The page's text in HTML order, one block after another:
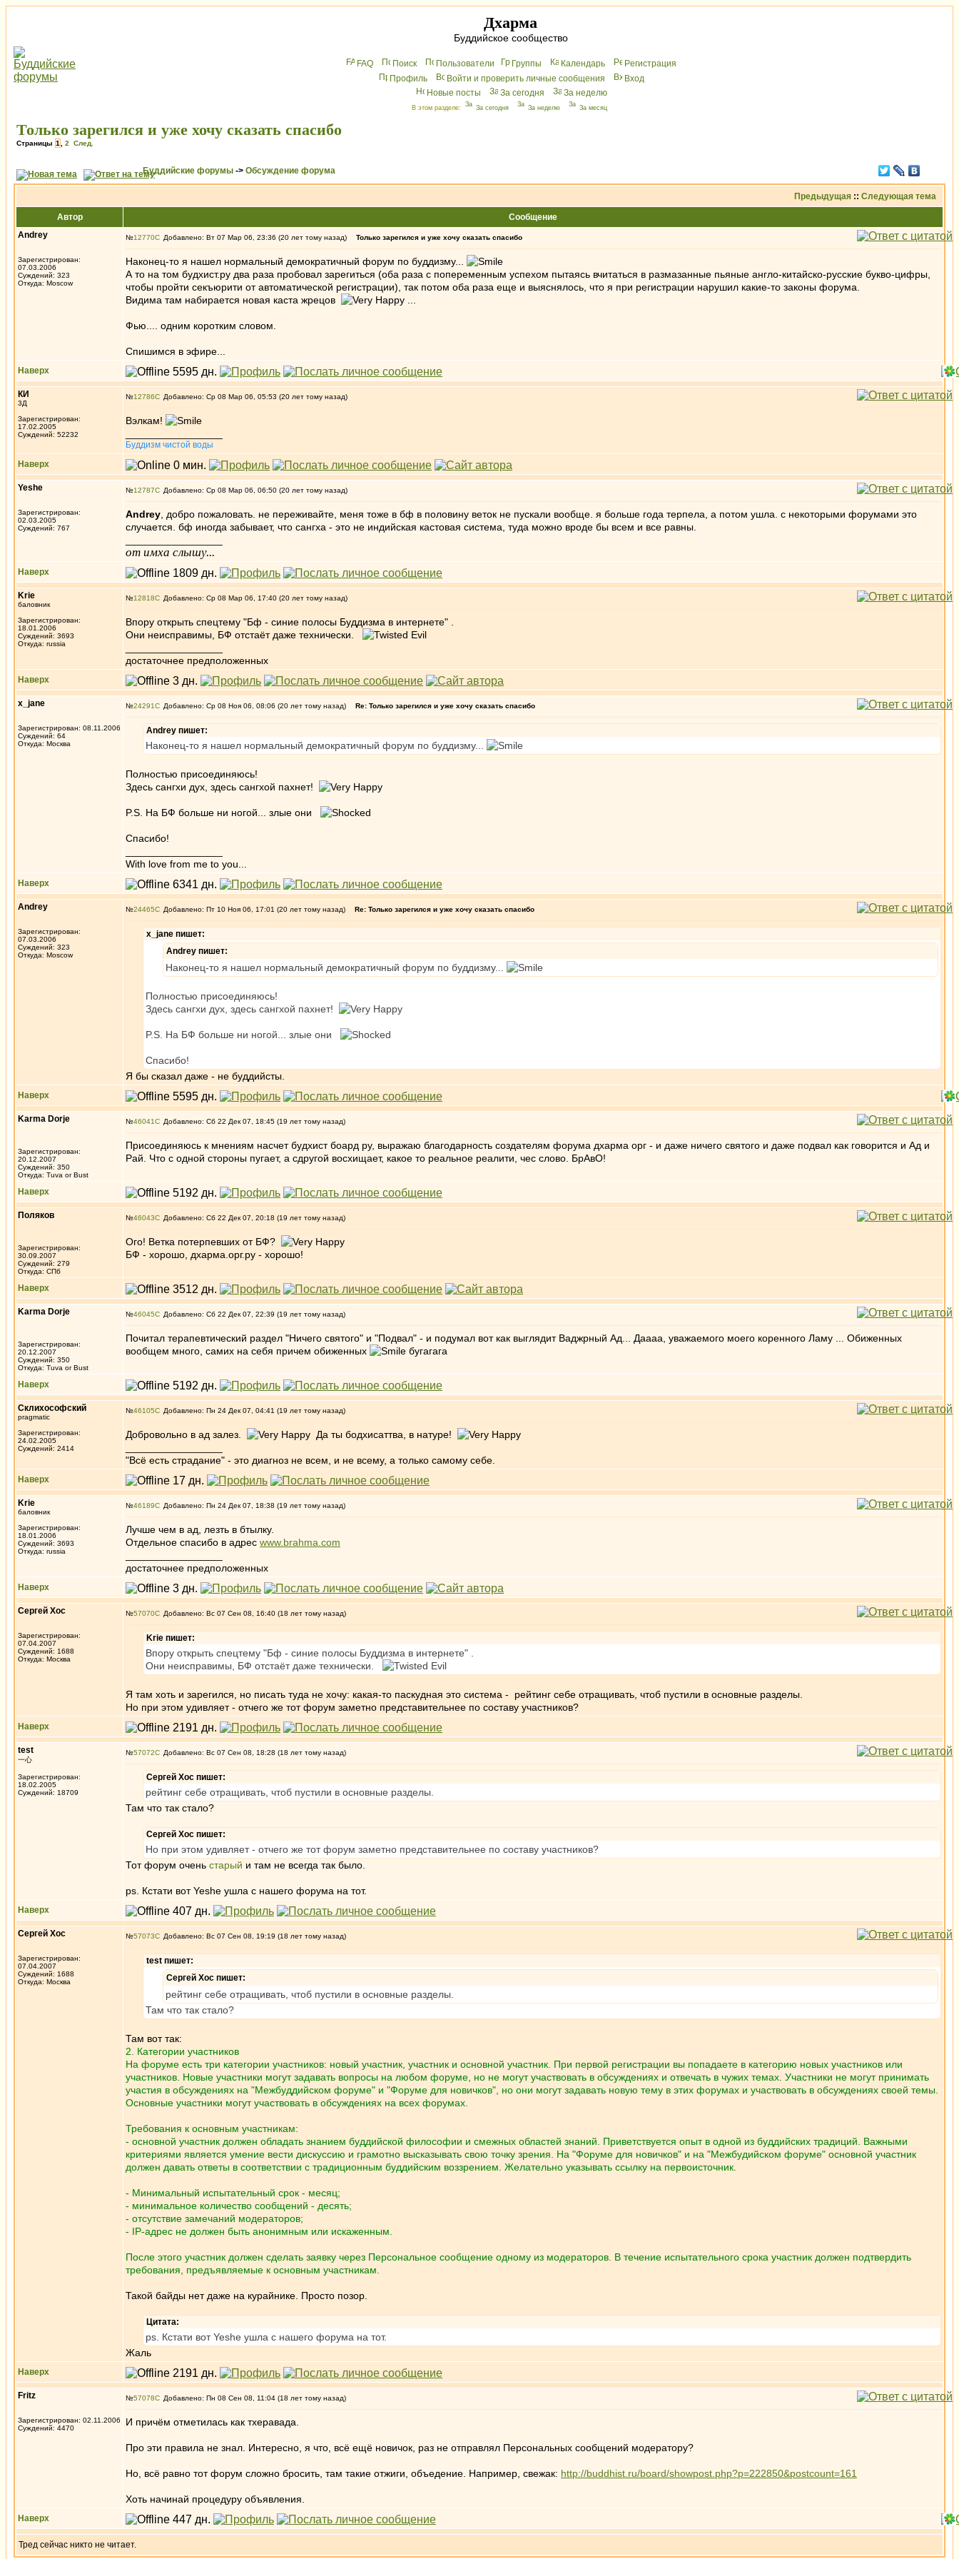
Дхарма
Буддийское сообщество
FAQ Поиск Пользователи Группы Календарь
Peгиcтрaция
Профиль
Войти и проверить личные сообщения
Вхoд
Новые посты
За сегодня За неделю
В этом разделе: За сегодня За неделю За месяц
Только зарегился и уже хочу сказать спасибо
Страницы 1 2 След.
Буддийские форумы -> Обсуждение форума
Предыдущая :: Следующая тема
Автор
Сообщение
Andrey
Зарегистрирован:
07.03.2006
Суждений: 323
Откуда: Moscow
№12770 Добавлено: Вт 07 Мар 06, 23:36 (20 лет тому назад) Только зарегился и уже хочу сказать спасибо
Наконец-то я нашел нормальный демократичный форум по буддизму...
А то на том будхист.ру два раза пробовал зарегиться (оба раза с попеременным успехом пытаясь вчитаться в размазанные пьяные англо-китайско-русские букво-цифры,
чтобы пройти секъюрити от автоматической регистрации), так потом оба раза еще и выяснялось, что я при регистрации нарушил какие-то законы форума.
Видима там набирается новая каста жрецов
Фью.... одним коротким словом.
Спишимся в эфире...
Наверх
КИ
3Д
Зарегистрирован:
17.02.2005
Суждений: 52232
№12786 Добавлено: Ср 08 Мар 06, 05:53 (20 лет тому назад)
Вэлкам!
Буддизм чистой воды
Наверх
Yeshe
Зарегистрирован:
02.03.2005
Суждений: 767
№12787 Добавлено: Ср 08 Мар 06, 06:50 (20 лет тому назад)
Andrey , добро пожаловать. не переживайте, меня тоже в бф в половину веток не пускали вообще. я больше года терпела, а потом ушла. с некоторыми форумами это
случается. бф иногда забывает, что сангха - это не индийская кастовая система, туда можно вроде бы всем и все равны.
от имха слышу...
Наверх
Krie
баловник
Зарегистрирован:
18.01.2006
Суждений: 3693
Откуда: russia
№12818 Добавлено: Ср 08 Мар 06, 17:40 (20 лет тому назад)
Впору открыть спецтему "Бф - синие полосы Буддизма в интернете" .
Они неисправимы, БФ отстаёт даже технически.
достаточнее предположенных
Наверх
x_jane
Зарегистрирован: 08.11.2006
Суждений: 64
Откуда: Москва
№24291 Добавлено: Ср 08 Ноя 06, 08:06 (20 лет тому назад) Re: Только зарегился и уже хочу сказать спасибо
Andrey пишет:
Наконец-то я нашел нормальный демократичный форум по буддизму...
Полностью присоединяюсь!
Здесь сангхи дух, здесь сангхой пахнет!
P.S. На БФ больше ни ногой... злые они
Спасибо!
With love from me to you...
Наверх
Andrey
Зарегистрирован:
07.03.2006
Суждений: 323
Откуда: Moscow
№24465 Добавлено: Пт 10 Ноя 06, 17:01 (20 лет тому назад) Re: Только зарегился и уже хочу сказать спасибо
x_jane пишет:
Andrey пишет:
Наконец-то я нашел нормальный демократичный форум по буддизму...
Полностью присоединяюсь!
Здесь сангхи дух, здесь сангхой пахнет!
P.S. На БФ больше ни ногой... злые они
Спасибо!
Я бы сказал даже - не буддийсты.
Наверх
Karma Dorje
Зарегистрирован:
20.12.2007
Суждений: 350
Откуда: Tuva or Bust
№46041 Добавлено: Сб 22 Дек 07, 18:45 (19 лет тому назад)
Присоединяюсь к мнениям насчет будхист боард ру, выражаю благодарность создателям форума дхарма орг - и даже ничего святого и даже подвал как говорится и Ад и
Рай. Что с одной стороны пугает, а сдругой восхищает, какое то реальное реалити, чес слово. БрАвО!
Наверх
Поляков
Зарегистрирован:
30.09.2007
Суждений: 279
Откуда: СПб
№46043 Добавлено: Сб 22 Дек 07, 20:18 (19 лет тому назад)
Ого! Ветка потерпевших от БФ?
БФ - хорошо, дхарма.орг.ру - хорошо!
Наверх
Karma Dorje
Зарегистрирован:
20.12.2007
Суждений: 350
Откуда: Tuva or Bust
№46045 Добавлено: Сб 22 Дек 07, 22:39 (19 лет тому назад)
Почитал терапевтический раздел "Ничего святого" и "Подвал" - и подумал вот как выглядит Ваджрный Ад... Даааа, уважаемого моего коренного Ламу ... Обиженных
вообщем много, самих на себя причем обиженных
бугагага
Наверх
Склихософский
pragmatic
Зарегистрирован:
24.02.2005
Суждений: 2414
№46105 Добавлено: Пн 24 Дек 07, 04:41 (19 лет тому назад)
Добровольно в ад залез.
Да ты бодхисаттва, в натуре!
"Всё есть страдание" - это диагноз не всем, и не всему, а только самому себе.
Наверх
Krie
баловник
Зарегистрирован:
18.01.2006
Суждений: 3693
Откуда: russia
№46189 Добавлено: Пн 24 Дек 07, 18:38 (19 лет тому назад)
Лучше чем в ад, лезть в бтылку.
Отдельное спасибо в адрес www.brahma.com
достаточнее предположенных
Наверх
Сергей Хос
Зарегистрирован:
07.04.2007
Суждений: 1688
Откуда: Москва
№57070 Добавлено: Вс 07 Сен 08, 16:40 (18 лет тому назад)
Krie пишет:
Впору открыть спецтему "Бф - синие полосы Буддизма в интернете" .
Они неисправимы, БФ отстаёт даже технически.
Я там хоть и зарегился, но писать туда не хочу: какая-то паскудная это система - рейтинг себе отращивать, чтоб пустили в основные разделы.
Но при этом удивляет - отчего же тот форум заметно представительнее по составу участников?
Наверх
test
一心
Зарегистрирован:
18.02.2005
Суждений: 18709
№57072 Добавлено: Вс 07 Сен 08, 18:28 (18 лет тому назад)
Сергей Хос пишет:
рейтинг себе отращивать, чтоб пустили в основные разделы.
Там что так стало?
Сергей Хос пишет:
Но при этом удивляет - отчего же тот форум заметно представительнее по составу участников?
Тот форум очень старый и там не всегда так было.
ps. Кстати вот Yeshe ушла с нашего форума на тот.
Наверх
Сергей Хос
Зарегистрирован:
07.04.2007
Суждений: 1688
Откуда: Москва
№57073 Добавлено: Вс 07 Сен 08, 19:19 (18 лет тому назад)
test пишет:
Сергей Хос пишет:
рейтинг себе отращивать, чтоб пустили в основные разделы.
Там что так стало?
Там вот так:
2. Категории участников
На форуме есть три категории участников: новый участник, участник и основной участник. При первой регистрации вы попадаете в категорию новых участников или
участников. Новые участники могут задавать вопросы на любом форуме, но не могут участвовать в обсуждениях и отвечать в чужих темах. Участники не могут принимать
участия в обсуждениях на "Межбуддийском форуме" и "Форуме для новичков", но они могут задавать новую тему в этих форумах и участвовать в обсуждениях своей темы.
Основные участники могут участвовать в обсуждениях на всех форумах.
Требования к основным участникам:
- основной участник должен обладать знанием буддийской философии и смежных областей знаний. Приветствуется опыт в одной из буддийских традиций. Важными
критериями является умение вести дискуссию и грамотно высказывать свою точку зрения. На "Форуме для новичков" и на "Межбудийском форуме" основной участник
должен давать ответы в соответствии с традиционным буддийским воззрением. Желательно указывать ссылку на первоисточник.
- Минимальный испытательный срок - месяц;
- минимальное количество сообщений - десять;
- отсутствие замечаний модераторов;
- IP-адрес не должен быть анонимным или искаженным.
После этого участник должен сделать заявку через Персональное сообщение одному из модераторов. В течение испытательного срока участник должен подтвердить
требования, предъявляемые к основным участникам.
Такой байды нет даже на курайнике. Просто позор.
Цитата:
ps. Кстати вот Yeshe ушла с нашего форума на тот.
Жаль
Наверх
Fritz
Зарегистрирован: 02.11.2006
Суждений: 4470
№57078 Добавлено: Пн 08 Сен 08, 11:04 (18 лет тому назад)
И причём отметилась как тхеравада.
Про эти правила не знал. Интересно, я что, всё ещё новичок, раз не отправлял Персональных сообщений модератору?
Но, всё равно тот форум сложно бросить, там такие отжиги, объедение. Например, свежак: http://buddhist.ru/board/showpost.php?p=222850&postcount=161
Хоть начинай процедуру объявления.
Наверх
Тред сейчас никто не читает.